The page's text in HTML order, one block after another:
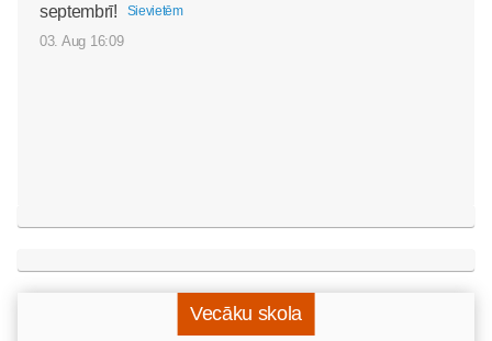
septembrī!
Sievietēm
03. Aug 16:09
Vecāku skola